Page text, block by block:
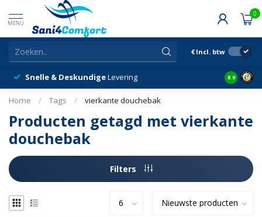
MENU
0
€ Incl. btw
Snelle & DeskundigeLevering 8.9
Home / Tags / vierkante douchebak
Producten getagd met vierkante
douchebak
Filters